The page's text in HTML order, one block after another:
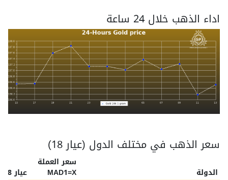
اداء الذهب خلال 24 ساعة
سعر الذهب في مختلف الدول (عيار 18)
الدولة
سعر العملة
MAD1=X
عيار 18